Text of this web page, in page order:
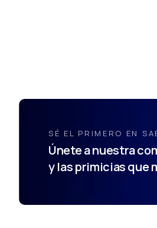
SÉ EL PRIMERO EN
Únete a nuestra
y las primicias que